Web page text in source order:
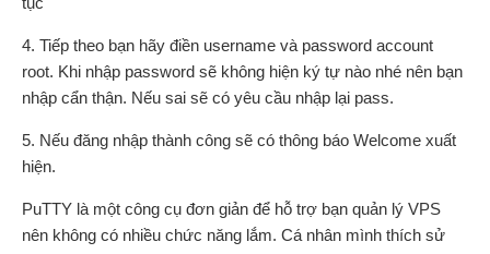
4. Tiếp theo bạn hãy điền username và password account
root. Khi nhập password sẽ không hiện ký tự nào nhé nên bạn
nhập cẩn thận. Nếu sai sẽ có yêu cầu nhập lại pass.
5. Nếu đăng nhập thành công sẽ có thông báo Welcome xuất
hiện.
PuTTY là một công cụ đơn giản để hỗ trợ bạn quản lý VPS
nên không có nhiều chức năng lắm. Cá nhân mình thích sử